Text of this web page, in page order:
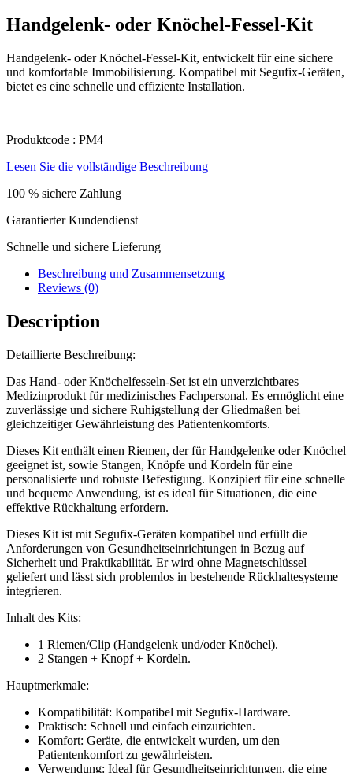
Handgelenk- oder Knöchel-Fessel-Kit
Handgelenk- oder Knöchel-Fessel-Kit, entwickelt für eine sichere
und komfortable Immobilisierung. Kompatibel mit Segufix-Geräten,
bietet es eine schnelle und effiziente Installation.
Produktcode : PM4
Lesen Sie die vollständige Beschreibung
100 % sichere Zahlung
Garantierter Kundendienst
Schnelle und sichere Lieferung
Beschreibung und Zusammensetzung
Reviews (0)
Description
Detaillierte Beschreibung:
Das Hand- oder Knöchelfesseln-Set ist ein unverzichtbares
Medizinprodukt für medizinisches Fachpersonal. Es ermöglicht eine
zuverlässige und sichere Ruhigstellung der Gliedmaßen bei
gleichzeitiger Gewährleistung des Patientenkomforts.
Dieses Kit enthält einen Riemen, der für Handgelenke oder Knöchel
geeignet ist, sowie Stangen, Knöpfe und Kordeln für eine
personalisierte und robuste Befestigung. Konzipiert für eine schnelle
und bequeme Anwendung, ist es ideal für Situationen, die eine
effektive Rückhaltung erfordern.
Dieses Kit ist mit Segufix-Geräten kompatibel und erfüllt die
Anforderungen von Gesundheitseinrichtungen in Bezug auf
Sicherheit und Praktikabilität. Er wird ohne Magnetschlüssel
geliefert und lässt sich problemlos in bestehende Rückhaltesysteme
integrieren.
Inhalt des Kits:
1 Riemen/Clip (Handgelenk und/oder Knöchel).
2 Stangen + Knopf + Kordeln.
Hauptmerkmale:
Kompatibilität: Kompatibel mit Segufix-Hardware.
Praktisch: Schnell und einfach einzurichten.
Komfort: Geräte, die entwickelt wurden, um den
Patientenkomfort zu gewährleisten.
Verwendung: Ideal für Gesundheitseinrichtungen, die eine